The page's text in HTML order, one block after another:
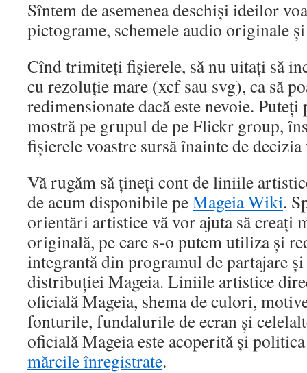
Sîntem de asemenea deschiși ideilor
pictograme, schemele audio originale
Cînd trimiteți fișierele, să nu uitați să
cu rezoluție mare (xcf sau svg), ca să
redimensionate dacă este nevoie.
mostră pe grupul de pe Flickr group,
fișierele voastre sursă înainte de
Vă rugăm să țineți cont de liniile
de acum disponibile peMageia Wiki.
orientări artistice vă vor ajuta să creați
originală, pe care s-o putem utiliza și
integrantă din programul de partajare
distribuției Mageia. Liniile artistice
oficială Mageia, shema de culori,
fonturile, fundalurile de ecran și
oficială Mageia este acoperită și
mărcile înregistrate.